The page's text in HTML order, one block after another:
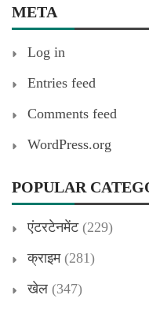
META
Log in
Entries feed
Comments feed
WordPress.org
POPULAR
एंटरटेनमेंट(229)
क्राइम(281)
खेल (347)